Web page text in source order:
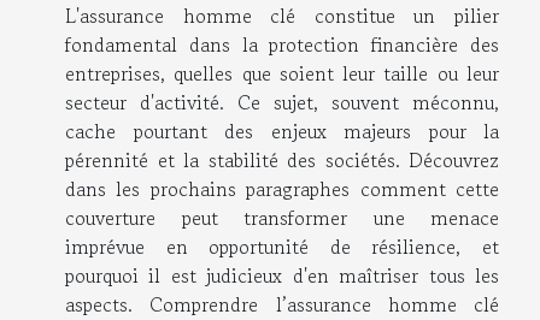
L'assurance homme clé constitue un pilier
fondamental dans la protection financière des
entreprises, quelles que soient leur taille ou leur
secteur d'activité. Ce sujet, souvent méconnu,
cache pourtant des enjeux majeurs pour la
pérennité et la stabilité des sociétés. Découvrez
dans les prochains paragraphes comment cette
couverture peut transformer une menace
imprévue en opportunité de résilience, et
pourquoi il est judicieux d'en maîtriser tous les
aspects. Comprendre l’assurance homme clé